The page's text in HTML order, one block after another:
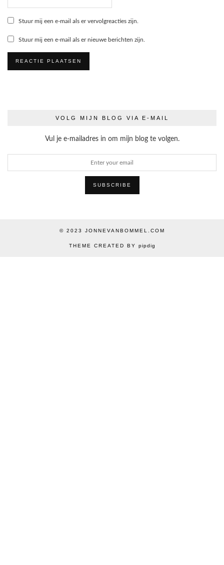
Stuur mij een e-mail als er vervolgreacties zijn.
Stuur mij een e-mail als er nieuwe berichten zijn.
VOLG MIJN BLOG VIA E-MAIL
Vul je e-mailadres in om mijn blog te volgen.
© 2023 JONNEVANBOMMEL.COM
THEME CREATED BY pipdig